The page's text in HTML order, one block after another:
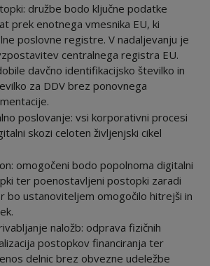
družbe bodo ključne podatke
prek enotnega vmesnika EU, ki
poslovne registre. V nadaljevanju je
centralnega registra EU.
davčno identifikacijsko številko in
za DDV brez ponovnega
poslovanje: vsi korporativni procesi
skozi celoten življenjski cikel
omogočeni bodo popolnoma digitalni
ter poenostavljeni postopki zaradi
bo ustanoviteljem omogočilo hitrejši in
naložb: odprava fizičnih
postopkov financiranja ter
delnic brez obvezne udeležbe